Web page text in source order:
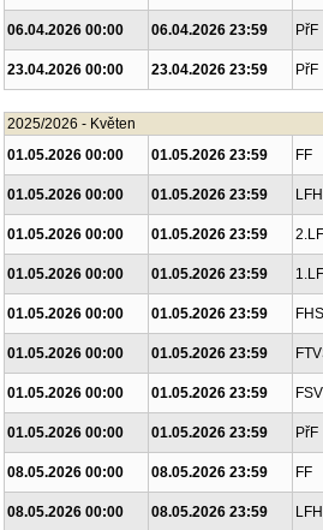
06.04.2026 00:00
06.04.2026 23:59 PřF
23.04.2026 00:00
23.04.2026 23:59 PřF
2025/2026 - Květen
01.05.2026 00:00
01.05.2026 23:59 FF
01.05.2026 00:00
01.05.2026 23:59
01.05.2026 00:00
01.05.2026 23:59 2.LF
01.05.2026 00:00
01.05.2026 23:59 1.LF
01.05.2026 00:00
01.05.2026 23:59 FHS
01.05.2026 00:00
01.05.2026 23:59
01.05.2026 00:00
01.05.2026 23:59 FSV
01.05.2026 00:00
01.05.2026 23:59 PřF
08.05.2026 00:00
08.05.2026 23:59 FF
08.05.2026 00:00
08.05.2026 23:59